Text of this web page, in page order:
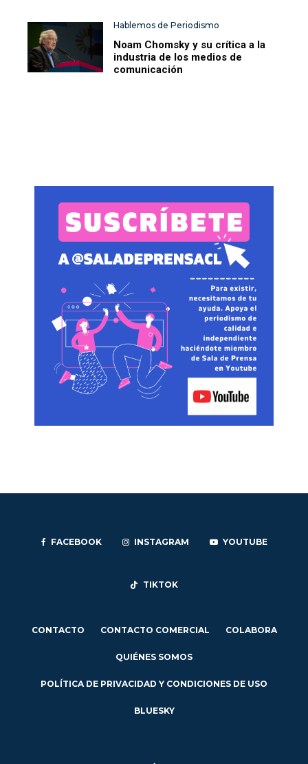
Hablemos de Periodismo
Noam Chomsky y su crítica a la
industria de los medios de
comunicación
FACEBOOK INSTAGRAM YOUTUBE
TIKTOK
CONTACTO CONTACTO COMERCIAL COLABORA
QUIÉNES SOMOS
POLÍTICA DE PRIVACIDAD Y CONDICIONES DE USO
BLUESKY